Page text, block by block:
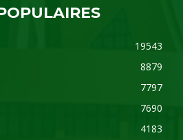
19543
8879
7797
7690
4183